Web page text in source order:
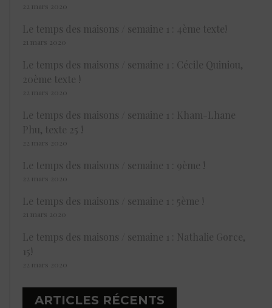
22 mars 2020
Le temps des maisons / semaine 1 : 4ème texte!
21 mars 2020
Le temps des maisons / semaine 1 : Cécile Quiniou,
20ème texte !
22 mars 2020
Le temps des maisons / semaine 1 : Kham-Lhane
Phu, texte 25 !
22 mars 2020
Le temps des maisons / semaine 1 : 9ème !
22 mars 2020
Le temps des maisons / semaine 1 : 5ème !
21 mars 2020
Le temps des maisons / semaine 1 : Nathalie Gorce,
15!
22 mars 2020
ARTICLES RÉCENTS